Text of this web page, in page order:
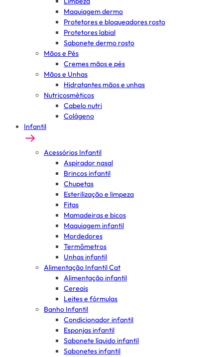
Maquiagem dermo
Protetores e bloqueadores rosto
Protetores labial
Sabonete dermo rosto
Mãos e Pés
Cremes mãos e pés
Mãos e Unhas
Hidratantes mãos e unhas
Nutricosméticos
Cabelo nutri
Colágeno
Infantil
Acessórios Infantil
Aspirador nasal
Brincos infantil
Chupetas
Esterilização e limpeza
Fitas
Mamadeiras e bicos
Maquiagem infantil
Mordedores
Termômetros
Unhas infantil
Alimentação Infantil Cat
Alimentação infantil
Cereais
Leites e fórmulas
Banho Infantil
Condicionador infantil
Esponjas infantil
Sabonete líquido infantil
Sabonetes infantil